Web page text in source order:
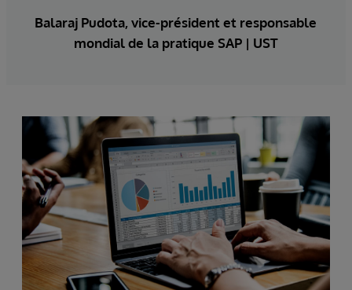
Balaraj Pudota, vice-président et responsable
mondial de la pratique SAP | UST